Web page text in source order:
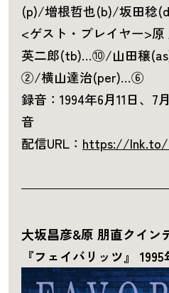
(p)/増根哲也(b)/坂田稔
<ゲスト・プレイヤー>
英二郎(tb)…⑩/山田穣
②/横山達治(per)…⑥
録音：1994年6月11日、7
音
配信URL： https://lnk.to/
大坂昌彦&原 朋直クイン
『フェイバリッツ』